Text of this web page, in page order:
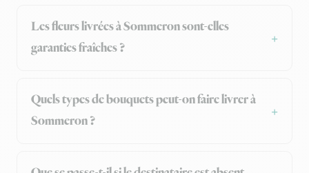
Les fleurs livrées à Sommeron sont-elles
garanties fraîches ?
Quels types de bouquets peut-on faire livrer à
Sommeron ?